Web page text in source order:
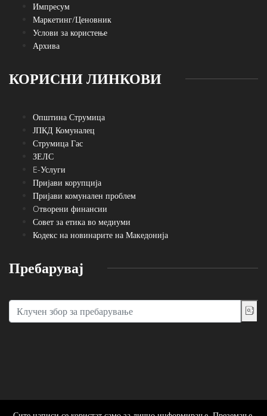
Импресум
Маркетинг/Ценовник
Услови за користење
Архива
КОРИСНИ ЛИНКОВИ
Општина Струмица
ЈПКД Комуналец
Струмица Гас
ЗЕЛС
E-Услуги
Пријави корупција
Пријави комунален проблем
Oтворени финансии
Совет за етика во медиуми
Кодекс на новинарите на Македонија
Пребарувај